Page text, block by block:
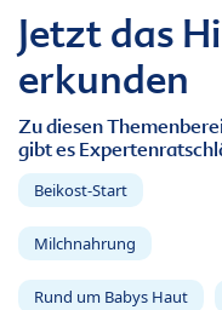
Jetzt das
erkunden
Zu diesen
gibt es
Beikost-Start
Milchnahrung
Rund um Babys Haut